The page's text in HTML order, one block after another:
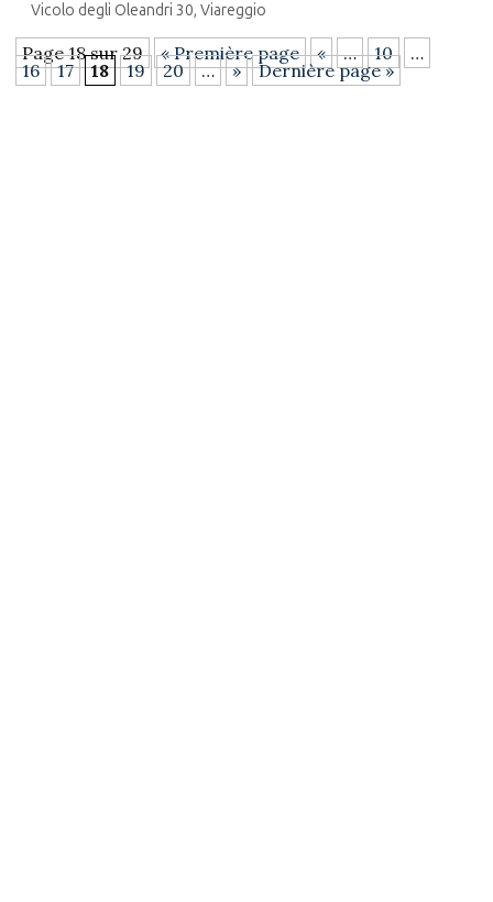
Vicolo degli Oleandri 30, Viareggio
Page 18 sur 29 « Première page « … 10
…
16
17 18 19 20 … » Dernière page »